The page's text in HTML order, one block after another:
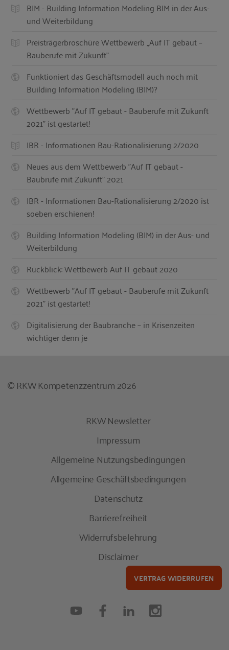
BIM - Building Information Modeling BIM in der Aus-
und Weiterbildung
Preisträgerbroschüre Wettbewerb „Auf IT gebaut –
Bauberufe mit Zukunft"
Funktioniert das Geschäftsmodell auch noch mit
Building Information Modeling (BIM)?
Wettbewerb "Auf IT gebaut - Bauberufe mit Zukunft
2021" ist gestartet!
IBR - Informationen Bau-Rationalisierung 2/2020
Neues aus dem Wettbewerb "Auf IT gebaut -
Baubrufe mit Zukunft" 2021
IBR - Informationen Bau-Rationalisierung 2/2020 ist
soeben erschienen!
Building Information Modeling (BIM) in der Aus- und
Weiterbildung
Rückblick: Wettbewerb Auf IT gebaut 2020
Wettbewerb "Auf IT gebaut - Bauberufe mit Zukunft
2021" ist gestartet!
Digitalisierung der Baubranche – in Krisenzeiten
wichtiger denn je
© RKW Kompetenzzentrum 2026
RKW Newsletter
Impressum
Allgemeine Nutzungsbedingungen
Allgemeine Geschäftsbedingungen
Datenschutz
Barrierefreiheit
Widerrufsbelehrung
Disclaimer
VERTRAG WIDERRUFEN